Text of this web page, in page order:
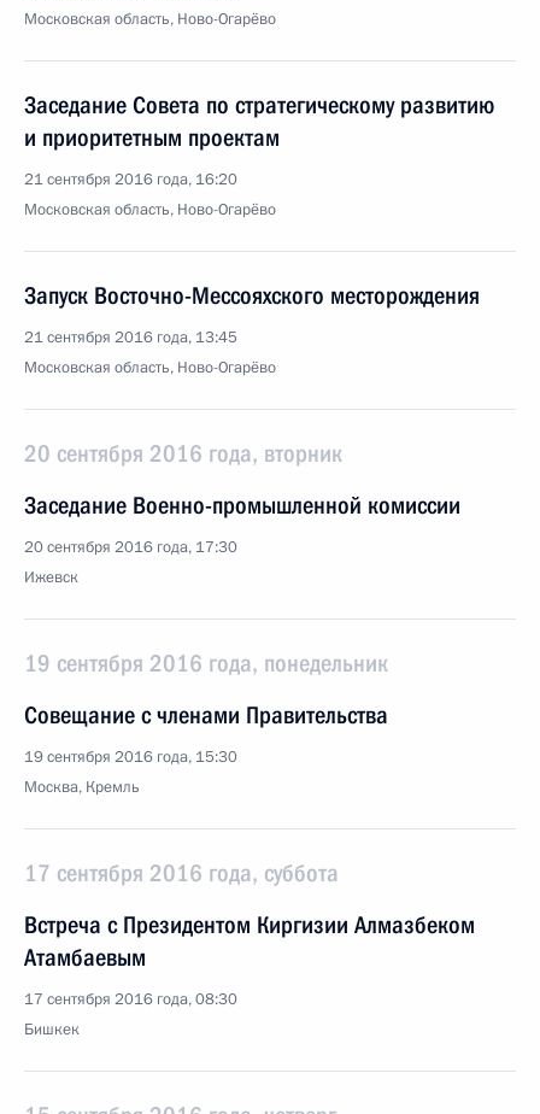
Московская область, Ново-Огарёво
Заседание Совета по стратегическому развитию
и приоритетным проектам
21 сентября 2016 года, 16:20
Московская область, Ново-Огарёво
Запуск Восточно-Мессояхского месторождения
21 сентября 2016 года, 13:45
Московская область, Ново-Огарёво
20 сентября 2016 года, вторник
Заседание Военно-промышленной комиссии
20 сентября 2016 года, 17:30
Ижевск
19 сентября 2016 года, понедельник
Совещание с членами Правительства
19 сентября 2016 года, 15:30
Москва, Кремль
17 сентября 2016 года, суббота
Встреча с Президентом Киргизии Алмазбеком
Атамбаевым
17 сентября 2016 года, 08:30
Бишкек